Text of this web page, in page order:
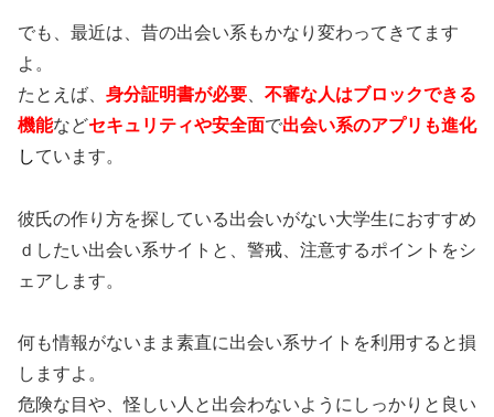
でも、最近は、昔の出会い系もかなり変わってきてます
よ。
たとえば、 身分証明書が必要
不審な人はブロックできる
機能などセキュリティや安全面で出会い系のアプリも進化
しています。
彼氏の作り方を探している出会いがない大学生におすすめ
ｄしたい出会い系サイトと、警戒、注意するポイントをシ
ェアします。
何も情報がないまま素直に出会い系サイトを利用すると損
しますよ。
危険な目や、怪しい人と出会わないようにしっかりと良い